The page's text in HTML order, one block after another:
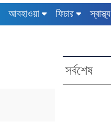
আবহাওয়া ফিচার স্বাস্থ্য
সর্বশেষ